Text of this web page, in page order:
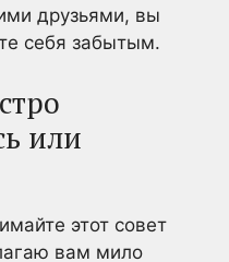
друзьями, вы
себя забытым.
или
этот совет
вам мило